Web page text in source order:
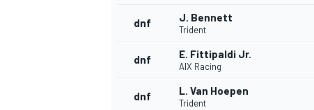
dnf J. Bennett
Trident
dnf E. Fittipaldi Jr.
AIX Racing
dnf L. Van Hoepen
Trident